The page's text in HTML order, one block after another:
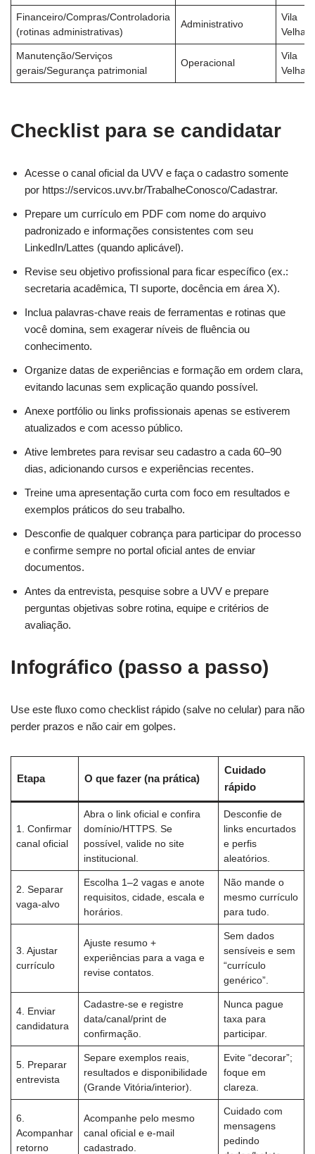
Financeiro/Compras/Controladoria
(rotinas administrativas)
Administrativo
Vila
Velha/
Manutenção/Serviços
gerais/Segurança patrimonial
Operacional
Vila
Velha/
Checklist para se candidatar
Acesse o canal oficial da UVV e faça o cadastro somente
por https://servicos.uvv.br/TrabalheConosco/Cadastrar.
Prepare um currículo em PDF com nome do arquivo
padronizado e informações consistentes com seu
LinkedIn/Lattes (quando aplicável).
Revise seu objetivo profissional para ficar específico (ex.:
secretaria acadêmica, TI suporte, docência em área X).
Inclua palavras-chave reais de ferramentas e rotinas que
você domina, sem exagerar níveis de fluência ou
conhecimento.
Organize datas de experiências e formação em ordem clara,
evitando lacunas sem explicação quando possível.
Anexe portfólio ou links profissionais apenas se estiverem
atualizados e com acesso público.
Ative lembretes para revisar seu cadastro a cada 60–90
dias, adicionando cursos e experiências recentes.
Treine uma apresentação curta com foco em resultados e
exemplos práticos do seu trabalho.
Desconfie de qualquer cobrança para participar do processo
e confirme sempre no portal oficial antes de enviar
documentos.
Antes da entrevista, pesquise sobre a UVV e prepare
perguntas objetivas sobre rotina, equipe e critérios de
avaliação.
Infográfico (passo a passo)
Use este fluxo como checklist rápido (salve no celular) para não
perder prazos e não cair em golpes.
Etapa O que fazer (na prática)
Cuidado
rápido
1. Confirmar
canal oficial
Abra o link oficial e confira
domínio/HTTPS. Se
possível, valide no site
institucional.
Desconfie de
links encurtados
e perfis
aleatórios.
2. Separar
vaga-alvo
Escolha 1–2 vagas e anote
requisitos, cidade, escala e
horários.
Não mande o
mesmo currículo
para tudo.
3. Ajustar
currículo
Ajuste resumo +
experiências para a vaga e
revise contatos.
Sem dados
sensíveis e sem
“currículo
genérico”.
4. Enviar
candidatura
Cadastre-se e registre
data/canal/print de
confirmação.
Nunca pague
taxa para
participar.
5. Preparar
entrevista
Separe exemplos reais,
resultados e disponibilidade
(Grande Vitória/interior).
Evite “decorar”;
foque em
clareza.
6.
Acompanhar
retorno
Acompanhe pelo mesmo
canal oficial e e-mail
cadastrado.
Cuidado com
mensagens
pedindo